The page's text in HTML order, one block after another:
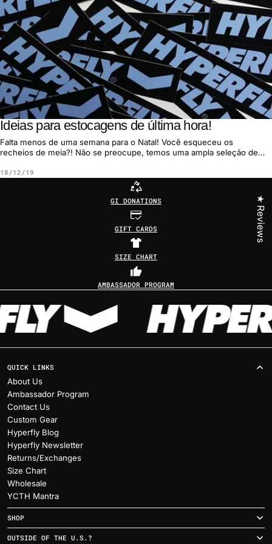
Ideias para estocagens de última hora!
Falta menos de uma semana para o Natal! Você esqueceu os
recheios de meia?! Não se preocupe, temos uma ampla seleção de
18/12/19
GI DONATIONS
GIFT CARDS
SIZE CHART
AMBASSADOR PROGRAM
QUICK LINKS
About Us
Ambassador Program
Contact Us
Custom Gear
Hyperfly Blog
Hyperfly Newsletter
Returns/Exchanges
Size Chart
Wholesale
YCTH Mantra
SHOP
OUTSIDE OF THE U.S.?
★ Reviews